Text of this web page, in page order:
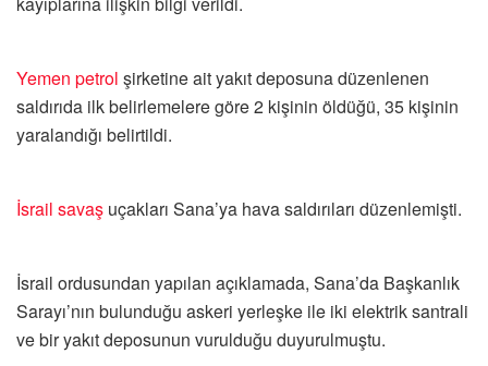
Yemen petrol şirketine ait yakıt deposuna düzenlenen
saldırıda ilk belirlemelere göre 2 kişinin öldüğü, 35 kişinin
yaralandığı belirtildi.
İsrail savaş uçakları Sana’ya hava saldırıları düzenlemişti.
İsrail ordusundan yapılan açıklamada, Sana’da Başkanlık
Sarayı’nın bulunduğu askeri yerleşke ile iki elektrik santrali
ve bir yakıt deposunun vurulduğu duyurulmuştu.